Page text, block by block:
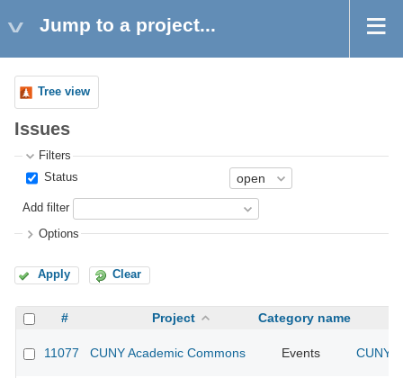
Jump to a project...
Tree view
Issues
Filters
Status
Add filter
Options
Apply Clear
# Project Category name
11077 CUNY Academic Commons Events CUNY